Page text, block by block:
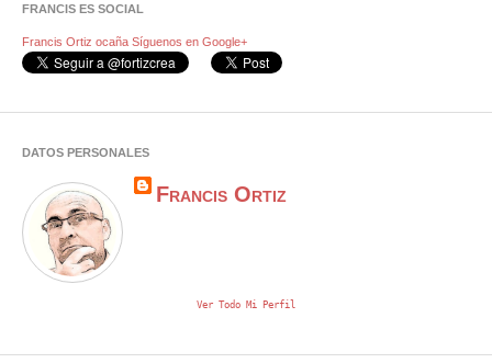
FRANCIS ES SOCIAL
Francis Ortiz ocaña Síguenos en Google+
DATOS PERSONALES
Francis Ortiz
Ver Todo Mi Perfil